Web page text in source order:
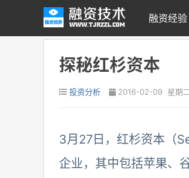
融资经验
探秘红杉资本
投资分析 2016-02-09 星期二
3月27日，红杉资本（
企业，其中包括苹果、